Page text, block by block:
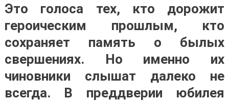
Это голоса тех, кто дорожит
героическим прошлым, кто
сохраняет память о былых
свершениях. Но именно их
чиновники слышат далеко не
всегда. В преддверии юбилея